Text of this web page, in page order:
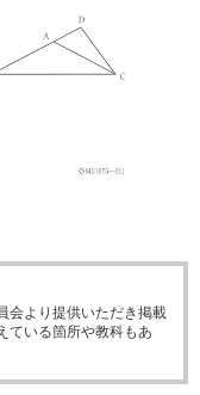
会より提供いただき掲載
ている箇所や教科もあ